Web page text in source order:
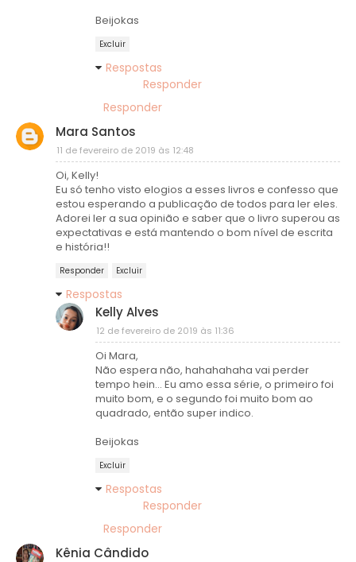
Beijokas
Excluir
Respostas
Responder
Responder
Mara Santos
11 de fevereiro de 2019 às 12:48
Oi, Kelly!
Eu só tenho visto elogios a esses livros e confesso que
estou esperando a publicação de todos para ler eles.
Adorei ler a sua opinião e saber que o livro superou as
expectativas e está mantendo o bom nível de escrita
e história!!
Responder Excluir
Respostas
Kelly Alves
12 de fevereiro de 2019 às 11:36
Oi Mara,
Não espera não, hahahahaha vai perder
tempo hein... Eu amo essa série, o primeiro foi
muito bom, e o segundo foi muito bom ao
quadrado, então super indico.
Beijokas
Excluir
Respostas
Responder
Responder
Kênia Cândido